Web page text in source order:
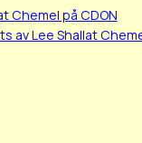
Chemel på CDON
av Lee Shallat